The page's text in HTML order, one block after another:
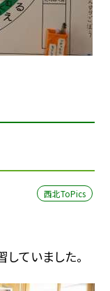
西北ToPics
ていました。